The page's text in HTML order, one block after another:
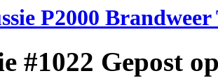
P2000 Brandweer
#1022 Gepost